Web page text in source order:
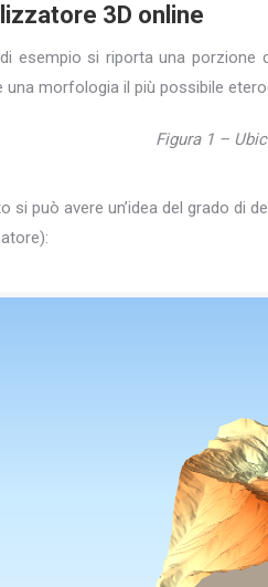
3D online
esempio si riporta una porzione
una morfologia il più possibile
Figura 1 –
si può avere un’idea del grado di